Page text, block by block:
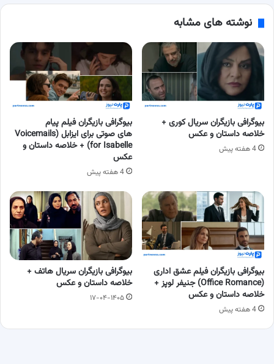
نوشته های مشابه
بیوگرافی بازیگران سریال کوری +
خلاصه داستان و عکس
4 هفته پیش
بیوگرافی بازیگران فیلم پیام
های صوتی برای ایزابل (Voicemails
for Isabelle) + خلاصه داستان و
عکس
4 هفته پیش
بیوگرافی بازیگران فیلم عشق اداری
(Office Romance) جنیفر لوپز +
خلاصه داستان و عکس
4 هفته پیش
بیوگرافی بازیگران سریال هاتف +
خلاصه داستان و عکس
۱۷-۰۴-۱۴۰۵